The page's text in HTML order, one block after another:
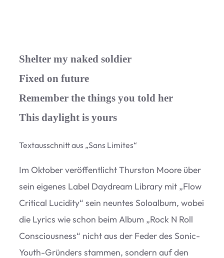
Shelter my naked soldier
Fixed on future
Remember the things you told her
This daylight is yours
Text­aus­schnitt aus „Sans Limites“
Im Okto­ber ver­öf­fent­licht Thur­s­ton Moore über
sein eige­nes Label Day­d­ream Library mit „Flow
Cri­ti­cal Luci­dity“ sein neun­tes Solo­al­bum, wobei
die Lyrics wie schon beim Album „Rock N Roll
Con­scious­ness“ nicht aus der Feder des Sonic-
Youth-Grün­ders stam­men, son­dern auf den